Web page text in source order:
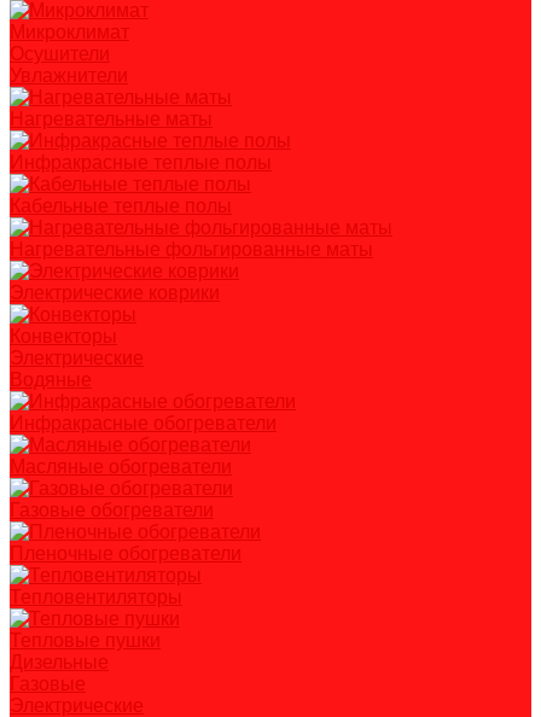
Микроклимат
Осушители
Увлажнители
Нагревательные маты
Инфракрасные теплые полы
Кабельные теплые полы
Нагревательные фольгированные маты
Электрические коврики
Конвекторы
Электрические
Водяные
Инфракрасные обогреватели
Масляные обогреватели
Газовые обогреватели
Пленочные обогреватели
Тепловентиляторы
Тепловые пушки
Дизельные
Газовые
Электрические